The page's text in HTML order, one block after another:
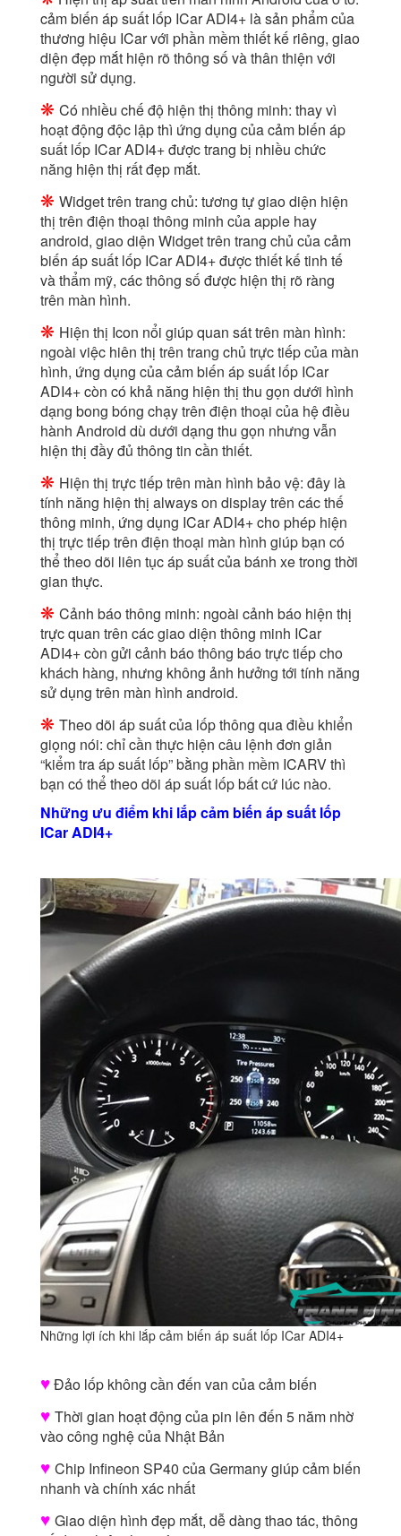
cảm biến áp suất lốp ICar ADI4+ là sản phẩm của
thương hiệu ICar với phần mềm thiết kế riêng, giao
diện đẹp mắt hiện rõ thông số và thân thiện với
người sử dụng.
❋ Có nhiều chế độ hiện thị thông minh: thay vì
hoạt động độc lập thì ứng dụng của cảm biến áp
suất lốp ICar ADI4+ được trang bị nhiều chức
năng hiện thị rất đẹp mắt.
❋ Widget trên trang chủ: tương tự giao diện hiện
thị trên điện thoại thông minh của apple hay
android, giao diện Widget trên trang chủ của cảm
biến áp suất lốp ICar ADI4+ được thiết kế tinh tế
và thẩm mỹ, các thông số được hiện thị rõ ràng
trên màn hình.
❋ Hiện thị Icon nổi giúp quan sát trên màn hình:
ngoài việc hiên thị trên trang chủ trực tiếp của màn
hình, ứng dụng của cảm biến áp suất lốp ICar
ADI4+ còn có khả năng hiện thị thu gọn dưới hình
dạng bong bóng chạy trên điện thoại của hệ điều
hành Android dù dưới dạng thu gọn nhưng vẫn
hiện thị đầy đủ thông tin cần thiết.
❋ Hiện thị trực tiếp trên màn hình bảo vệ: đây là
tính năng hiện thị always on display trên các thế
thông minh, ứng dụng ICar ADI4+ cho phép hiện
thị trực tiếp trên điện thoại màn hình giúp bạn có
thể theo dõi liên tục áp suất của bánh xe trong thời
gian thực.
❋ Cảnh báo thông minh: ngoài cảnh báo hiện thị
trực quan trên các giao diện thông minh ICar
ADI4+ còn gửi cảnh báo thông báo trực tiếp cho
khách hàng, nhưng không ảnh hưởng tới tính năng
sử dụng trên màn hình android.
❋ Theo dõi áp suất của lốp thông qua điều khiển
giọng nói: chỉ cần thực hiện câu lệnh đơn giản
“kiểm tra áp suất lốp” bằng phần mềm ICARV thì
bạn có thể theo dõi áp suất lốp bất cứ lúc nào.
Những ưu điểm khi lắp cảm biến áp suất lốp
ICar ADI4+
Những lợi ích khi lắp cảm biến áp suất lốp ICar ADI4+
♥Đảo lốp không cần đến van của cảm biến
♥ Thời gian hoạt động của pin lên đến 5 năm nhờ
vào công nghệ của Nhật Bản
♥ Chip Infineon SP40 của Germany giúp cảm biến
nhanh và chính xác nhất
♥ Giao diện hình đẹp mắt, dễ dàng thao tác, thông